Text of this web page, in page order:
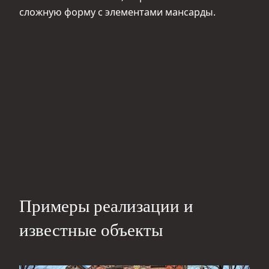
сложную форму с элементами мансарды.
Примеры реализации и
известные объекты